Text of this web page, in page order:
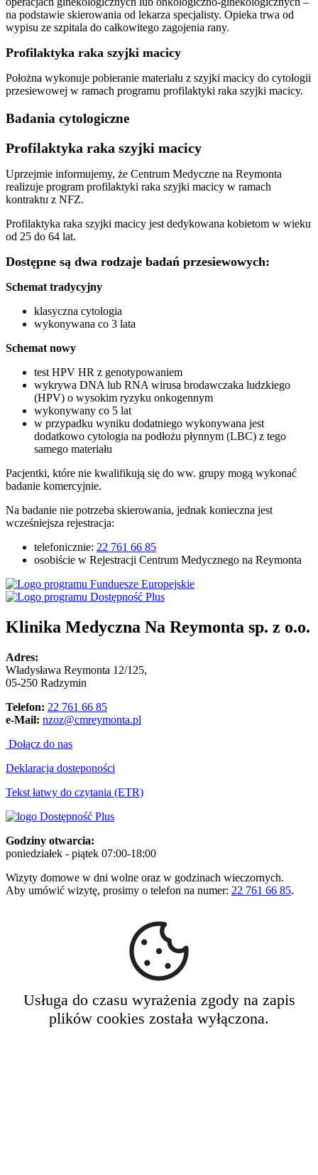
na podstawie skierowania od lekarza specjalisty. Opieka trwa od
wypisu ze szpitala do całkowitego zagojenia rany.
Profilaktyka raka szyjki macicy
Położna wykonuje pobieranie materiału z szyjki macicy do cytologii
przesiewowej w ramach programu profilaktyki raka szyjki macicy.
Badania cytologiczne
Profilaktyka raka szyjki macicy
Uprzejmie informujemy, że Centrum Medyczne na Reymonta
realizuje program profilaktyki raka szyjki macicy w ramach
kontraktu z NFZ.
Profilaktyka raka szyjki macicy jest dedykowana kobietom w wieku
od 25 do 64 lat.
Dostępne są dwa rodzaje badań przesiewowych:
Schemat tradycyjny
klasyczna cytologia
wykonywana co 3 lata
Schemat nowy
test HPV HR z genotypowaniem
wykrywa DNA lub RNA wirusa brodawczaka ludzkiego
(HPV) o wysokim ryzyku onkogennym
wykonywany co 5 lat
w przypadku wyniku dodatniego wykonywana jest
dodatkowo cytologia na podłożu płynnym (LBC) z tego
samego materiału
Pacjentki, które nie kwalifikują się do ww. grupy mogą wykonać
badanie komercyjnie.
Na badanie nie potrzeba skierowania, jednak konieczna jest
wcześniejsza rejestracja:
telefonicznie: 22 761 66 85
osobiście w Rejestracji Centrum Medycznego na Reymonta
Klinika Medyczna Na Reymonta sp. z o.o.
Adres:
Władysława Reymonta 12/125,
05-250 Radzymin
Telefon: 22 761 66 85
e-Mail: nzoz@cmreymonta.pl
Dołącz do nas
Deklaracja dostęponości
Tekst łatwy do czytania (ETR)
Godziny otwarcia:
poniedziałek - piątek 07:00-18:00
Wizyty domowe w dni wolne oraz w godzinach wieczornych.
Aby umówić wizytę, prosimy o telefon na numer: 22 761 66 85.